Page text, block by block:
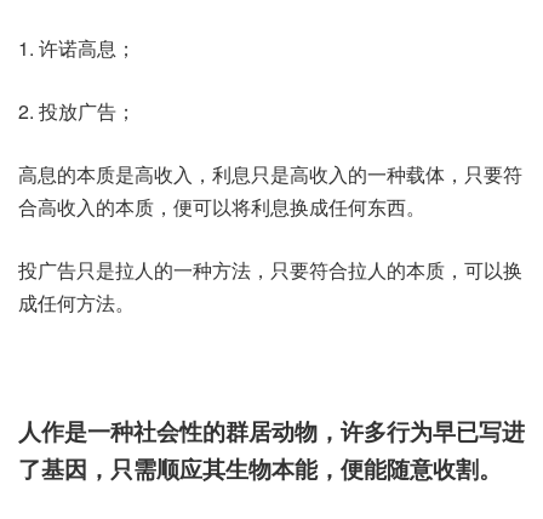
1. 许诺高息；
2. 投放广告；
高息的本质是高收入，利息只是高收入的一种载体，只要符
合高收入的本质，便可以将利息换成任何东西。
投广告只是拉人的一种方法，只要符合拉人的本质，可以换
成任何方法。
人作是一种社会性的群居动物，许多行为早已写进
了基因，只需顺应其生物本能，便能随意收割。